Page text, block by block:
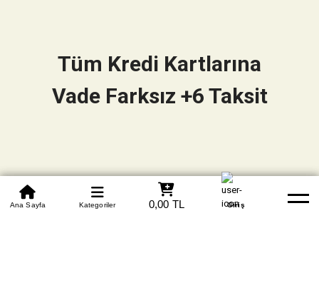
0850 305 09 70
Beden Tablosu Banka Hesapları Whatsapp Yardım
Ana Sayfa Kategoriler 0,00 TL Giriş
Tüm Kredi Kartlarına
Vade Farksız +6 Taksit